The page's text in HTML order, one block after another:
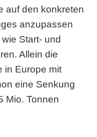
auf den konkreten
anzupassen
Start- und
Allein die
in Europe mit
eine Senkung
Mio. Tonnen